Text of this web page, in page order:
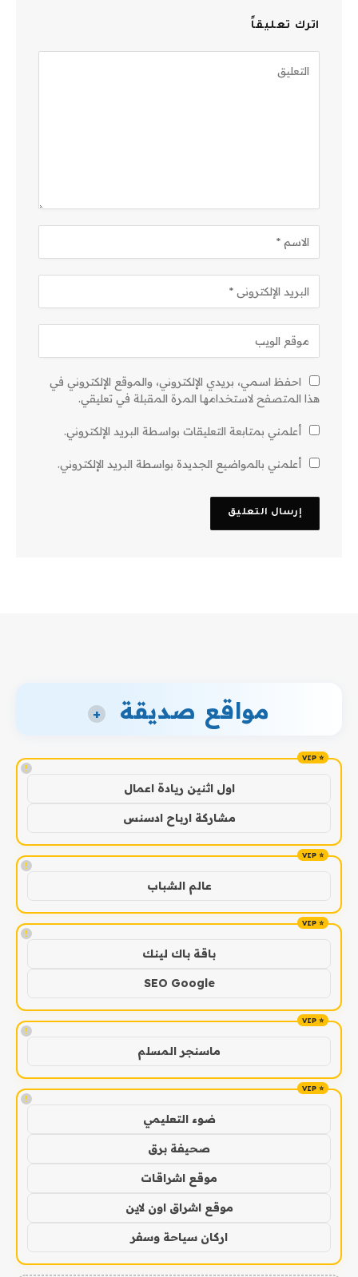
اترك تعليقاً
احفظ اسمي، بريدي الإلكتروني، والموقع الإلكتروني في
هذا المتصفح لاستخدامها المرة المقبلة في تعليقي.
أعلمني بمتابعة التعليقات بواسطة البريد الإلكتروني.
أعلمني بالمواضيع الجديدة بواسطة البريد الإلكتروني.
مواقع صديقة +
!
اول اثنين ريادة اعمال
مشاركة ارباح ادسنس
!
عالم الشباب
!
باقة باك لينك
SEO Google
!
ماسنجر المسلم
!
ضوء التعليمي
صحيفة برق
موقع اشراقات
موقع اشراق اون لاين
اركان سياحة وسفر